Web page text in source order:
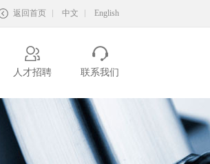
返回首页 中文 English
人才招聘 联系我们